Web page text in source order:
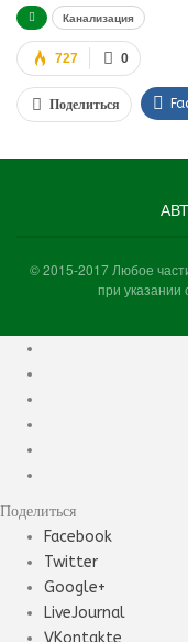
Канализация
0
727
Поделиться
© 2015-2017 Любое
при указании
Поделиться
Facebook
Twitter
Google+
LiveJournal
VKontakte